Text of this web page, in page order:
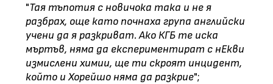
"Тая тъпотия с новичока така и не я
разбрах, още като почнаха група английски
учени да я разкриват. Ако КГБ те иска
мъртъв, няма да експериментират с нЕкви
измислени химии, ще ти скроят инцидент,
който и Хорейшо няма да разкрие";